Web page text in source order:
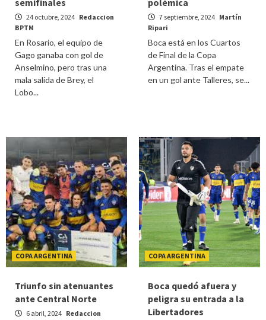
24 octubre, 2024 Redaccion
BPTM
En Rosario, el equipo de
Gago ganaba con gol de
Anselmino, pero tras una
mala salida de Brey, el
Lobo...
7 septiembre, 2024 Martín
Ripari
Boca está en los Cuartos
de Final de la Copa
Argentina. Tras el empate
en un gol ante Talleres, se...
COPA ARGENTINA
Triunfo sin atenuantes
ante Central Norte
6 abril, 2024 Redaccion
COPA ARGENTINA
Boca quedó afuera y
peligra su entrada a la
Libertadores